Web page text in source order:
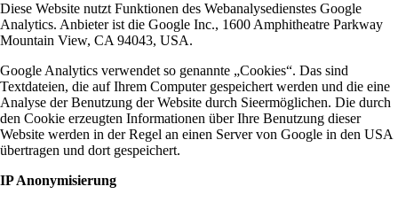
Diese Website nutzt Funktionen des Webanalysedienstes Google
Analytics. Anbieter ist die Google Inc., 1600 Amphitheatre Parkway
Mountain View, CA 94043, USA.
Google Analytics verwendet so genannte „Cookies“. Das sind
Textdateien, die auf Ihrem Computer gespeichert werden und die eine
Analyse der Benutzung der Website durch Sieermöglichen. Die durch
den Cookie erzeugten Informationen über Ihre Benutzung dieser
Website werden in der Regel an einen Server von Google in den USA
übertragen und dort gespeichert.
IP Anonymisierung